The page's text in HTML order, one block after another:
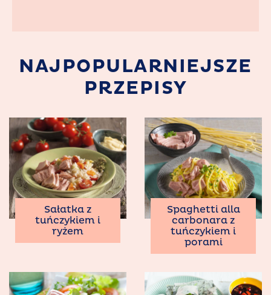
NAJPOPULARNIEJSZE
PRZEPISY
Sałatka z
tuńczykiem i
ryżem
Spaghetti alla
carbonara z
tuńczykiem i
porami